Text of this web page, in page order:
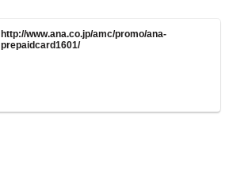
http://www.ana.co.jp/amc/promo/ana-
prepaidcard1601/